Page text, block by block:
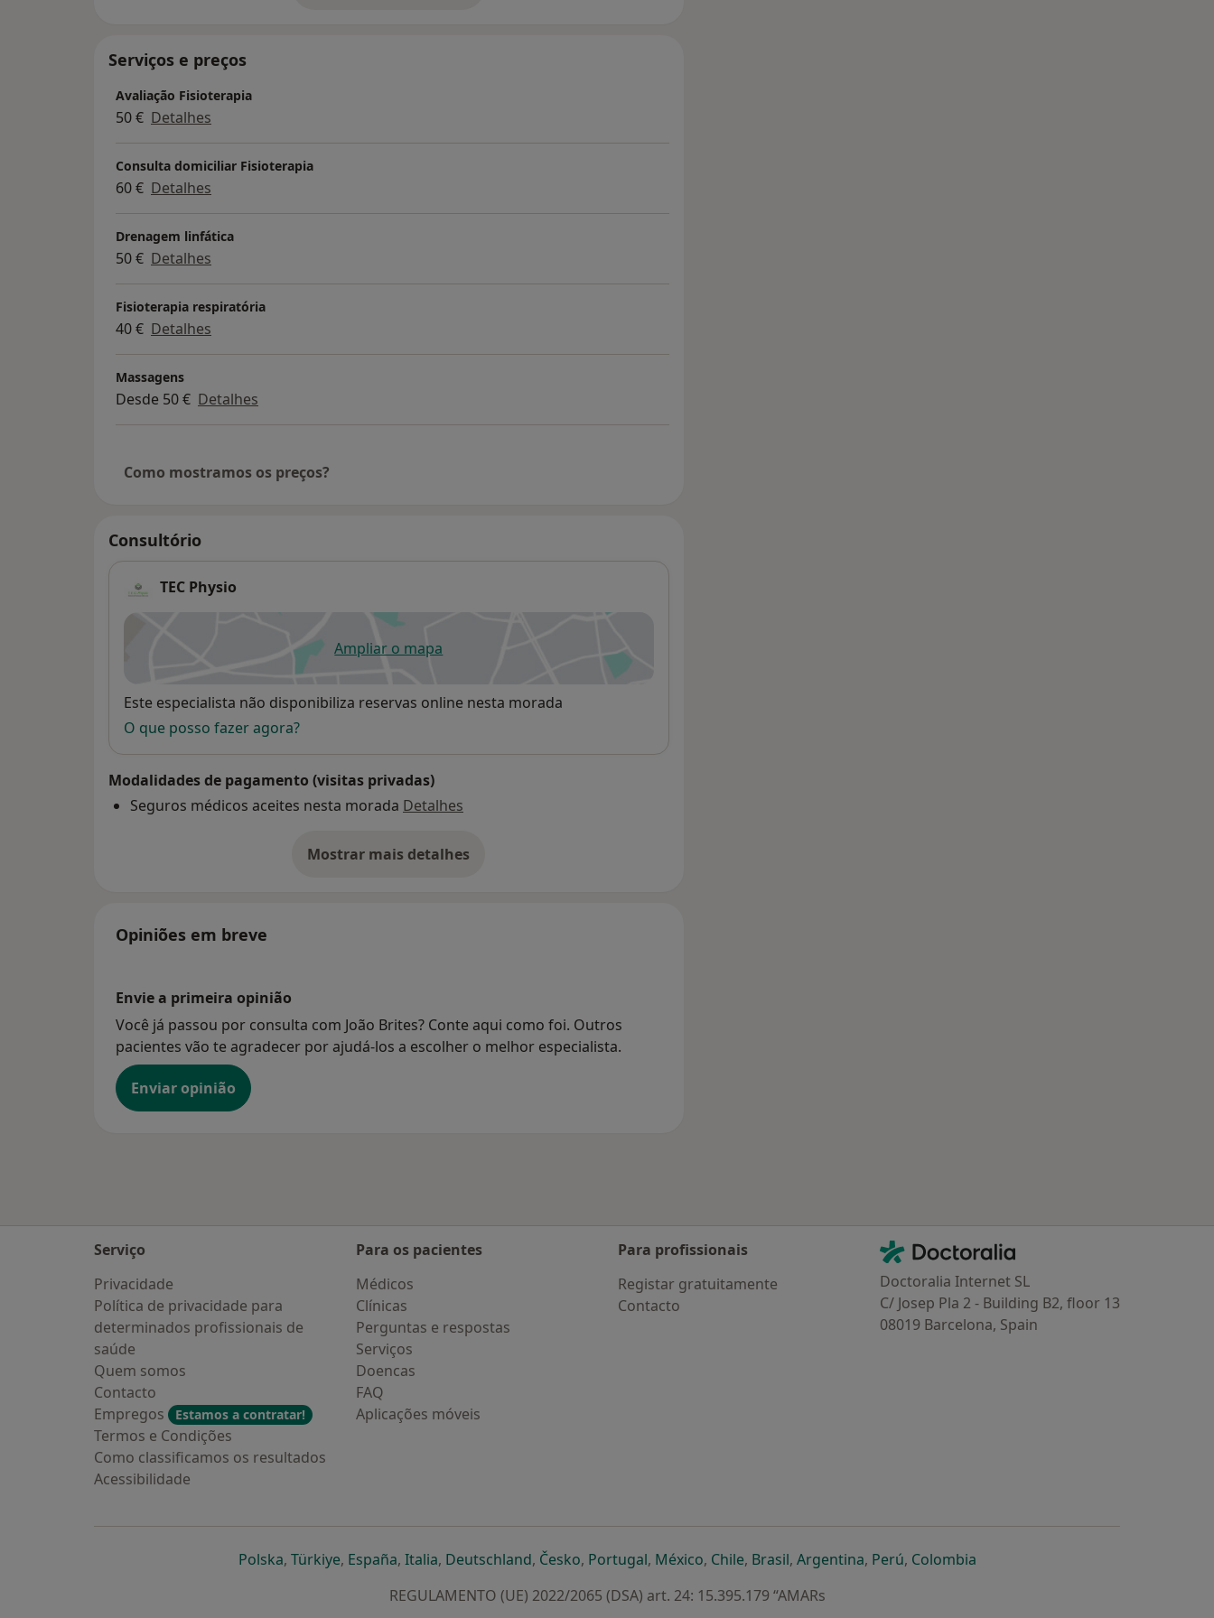
Serviços e preços
Avaliação Fisioterapia
50 € Detalhes
Consulta domiciliar Fisioterapia
60 € Detalhes
Drenagem linfática
50 € Detalhes
Fisioterapia respiratória
40 € Detalhes
Massagens
Desde 50 € Detalhes
Como mostramos os preços?
Consultório
TEC Physio
Ampliar o mapaabre num novo separador
Disponibilidade
Este especialista não disponibiliza reservas online nesta morada
O que posso fazer agora?
Modalidades de pagamento (visitas privadas)
Seguros médicos aceites nesta morada Detalhes
Mostrar mais detalhes
sobre o endereço
Opiniões em breve
Envie a primeira opinião
Você já passou por consulta com João Brites? Conte aqui como foi. Outros
pacientes vão te agradecer por ajudá-los a escolher o melhor especialista.
Enviar opinião
Serviço
Privacidade
Política de privacidade para
determinados profissionais de
saúde
Quem somos
Contacto
Empregos
Estamos a contratar!
Termos e Condições
Como classificamos os resultados
Acessibilidade
Para os pacientes
Médicos
Clínicas
Perguntas e respostas
Serviços
Doencas
FAQ
Aplicações móveis
Para profissionais
Registar gratuitamente
Contacto
Contacto
Doctoralia - Homepage
Doctoralia Internet SL
C/ Josep Pla 2 - Building B2, floor 13
08019 Barcelona, Spain
Polskaabre num novo separador
, Türkiyeabre num novo separador
, Españaabre num novo separador
, Italiaabre num novo separador
, Deutschlandabre num novo separador
, Českoabre num novo separador
, Portugalabre num novo separador
, Méxicoabre num novo separador
, Chileabre num novo separador
, Brasilabre num novo separador
, Argentinaabre num novo separador
, Perúabre num novo separador
, Colombiaabre num novo separador
REGULAMENTO (UE) 2022/2065 (DSA) art. 24: 15.395.179 “AMARs